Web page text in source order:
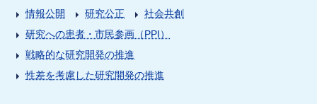
情報公開
研究公正
社会共創
研究への患者・市民参画（PPI）
戦略的な研究開発の推進
性差を考慮した研究開発の推進